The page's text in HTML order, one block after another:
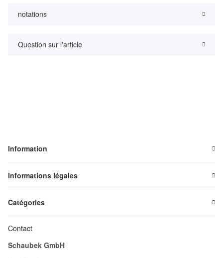
notations
Question sur l'article
Information
Informations légales
Catégories
Contact
Schaubek GmbH